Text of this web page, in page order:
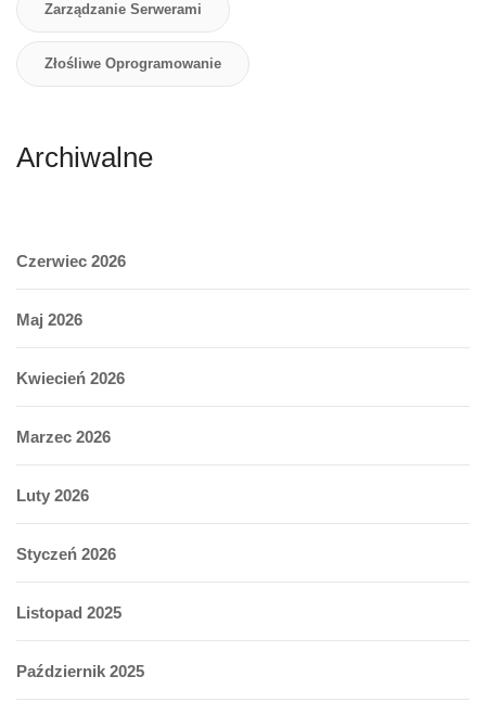
Zarządzanie Serwerami
Złośliwe Oprogramowanie
Archiwalne
Czerwiec 2026
Maj 2026
Kwiecień 2026
Marzec 2026
Luty 2026
Styczeń 2026
Listopad 2025
Październik 2025